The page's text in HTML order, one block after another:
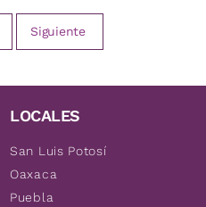
Siguiente
LOCALES
San Luis Potosí
Oaxaca
Puebla